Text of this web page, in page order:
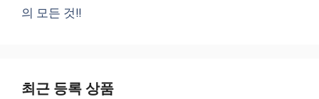
의 모든 것!!
최근 등록 상품